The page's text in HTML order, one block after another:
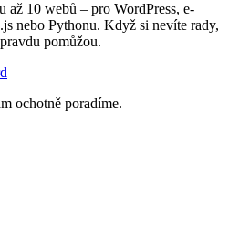
až 10 webů – pro WordPress, e-
nebo Pythonu. Když si nevíte rady,
pomůžou.
ochotně poradíme.